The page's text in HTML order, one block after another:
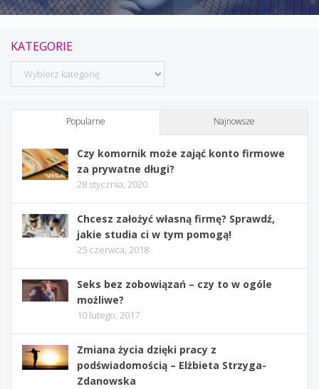
KATEGORIE
Kategorie
Popularne Najnowsze
Czy komornik może zająć konto firmowe
za prywatne długi?
28 stycznia, 2020
Chcesz założyć własną firmę? Sprawdź,
jakie studia ci w tym pomogą!
25 czerwca, 2018
Seks bez zobowiązań – czy to w ogóle
możliwe?
10 lutego, 2017
Zmiana życia dzięki pracy z
podświadomością – Elżbieta Strzyga-
Zdanowska